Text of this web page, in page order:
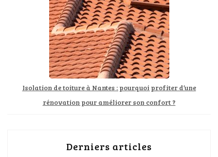
Isolation de toiture à Nantes : pourquoi profiter d’une
rénovation pour améliorer son confort ?
Derniers articles